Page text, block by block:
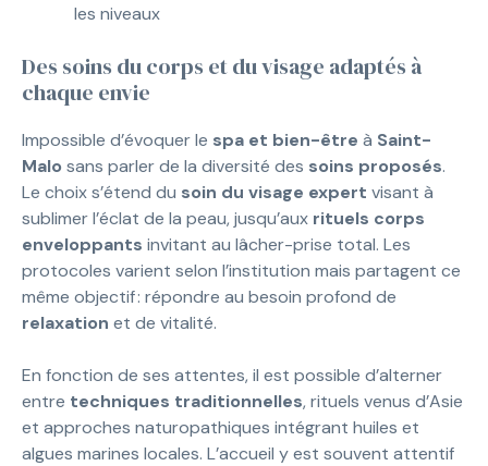
les niveaux
Des soins du corps et du visage adaptés à
chaque envie
Impossible d’évoquer le spa et bien-être à Saint-
Malo sans parler de la diversité des soins proposés.
Le choix s’étend du soin du visage expert visant à
sublimer l’éclat de la peau, jusqu’aux rituels corps
enveloppants invitant au lâcher-prise total. Les
protocoles varient selon l’institution mais partagent ce
même objectif : répondre au besoin profond de
relaxation et de vitalité.
En fonction de ses attentes, il est possible d’alterner
entre techniques traditionnelles, rituels venus d’Asie
et approches naturopathiques intégrant huiles et
algues marines locales. L’accueil y est souvent attentif